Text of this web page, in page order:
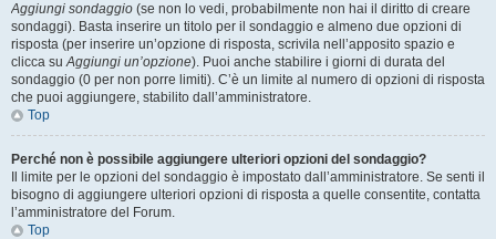
Aggiungi sondaggio (se non lo vedi, probabilmente non hai il diritto di creare
sondaggi). Basta inserire un titolo per il sondaggio e almeno due opzioni di
risposta (per inserire un’opzione di risposta, scrivila nell’apposito spazio e
clicca suAggiungi un’opzione). Puoi anche stabilire i giorni di durata del
sondaggio (0 per non porre limiti). C’è un limite al numero di opzioni di risposta
che puoi aggiungere, stabilito dall’amministratore.
Top
Perché non è possibile aggiungere ulteriori opzioni del sondaggio?
Il limite per le opzioni del sondaggio è impostato dall’amministratore. Se senti il
bisogno di aggiungere ulteriori opzioni di risposta a quelle consentite, contatta
l’amministratore del Forum.
Top